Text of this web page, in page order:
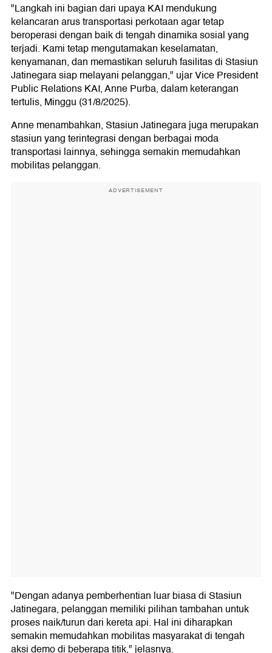
"Langkah ini bagian dari upaya KAI mendukung
kelancaran arus transportasi perkotaan agar tetap
beroperasi dengan baik di tengah dinamika sosial yang
terjadi. Kami tetap mengutamakan keselamatan,
kenyamanan, dan memastikan seluruh fasilitas di Stasiun
Jatinegara siap melayani pelanggan," ujar Vice President
Public Relations KAI, Anne Purba, dalam keterangan
tertulis, Minggu (31/8/2025).
Anne menambahkan, Stasiun Jatinegara juga merupakan
stasiun yang terintegrasi dengan berbagai moda
transportasi lainnya, sehingga semakin memudahkan
mobilitas pelanggan.
ADVERTISEMENT
"Dengan adanya pemberhentian luar biasa di Stasiun
Jatinegara, pelanggan memiliki pilihan tambahan untuk
proses naik/turun dari kereta api. Hal ini diharapkan
semakin memudahkan mobilitas masyarakat di tengah
aksi demo di beberapa titik," jelasnya.